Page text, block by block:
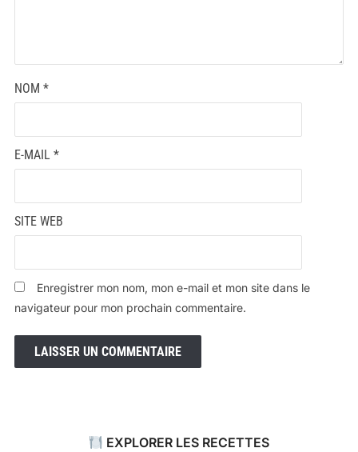
NOM *
E-MAIL *
SITE WEB
Enregistrer mon nom, mon e-mail et mon site dans le
navigateur pour mon prochain commentaire.
EXPLORER LES RECETTES